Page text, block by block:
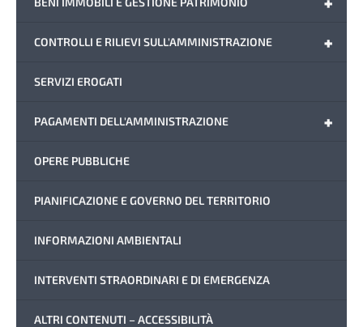
+
CONTROLLI E RILIEVI SULL'AMMINISTRAZIONE
SERVIZI EROGATI
+
PAGAMENTI DELL'AMMINISTRAZIONE
OPERE PUBBLICHE
PIANIFICAZIONE E GOVERNO DEL TERRITORIO
INFORMAZIONI AMBIENTALI
INTERVENTI STRAORDINARI E DI EMERGENZA
ALTRI CONTENUTI – ACCESSIBILITÀ